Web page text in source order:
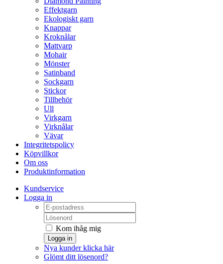
Effektgarn
Ekologiskt garn
Knappar
Kroknålar
Mattvarp
Mohair
Mönster
Satinband
Sockgarn
Stickor
Tillbehör
Ull
Virkgarn
Virknålar
Vävar
Integritetspolicy
Köpvillkor
Om oss
Produktinformation
Kundservice
Logga in
Kom ihåg mig
Logga in
Nya kunder klicka här
Glömt ditt lösenord?